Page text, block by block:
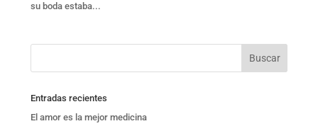
su boda estaba...
Entradas recientes
El amor es la mejor medicina